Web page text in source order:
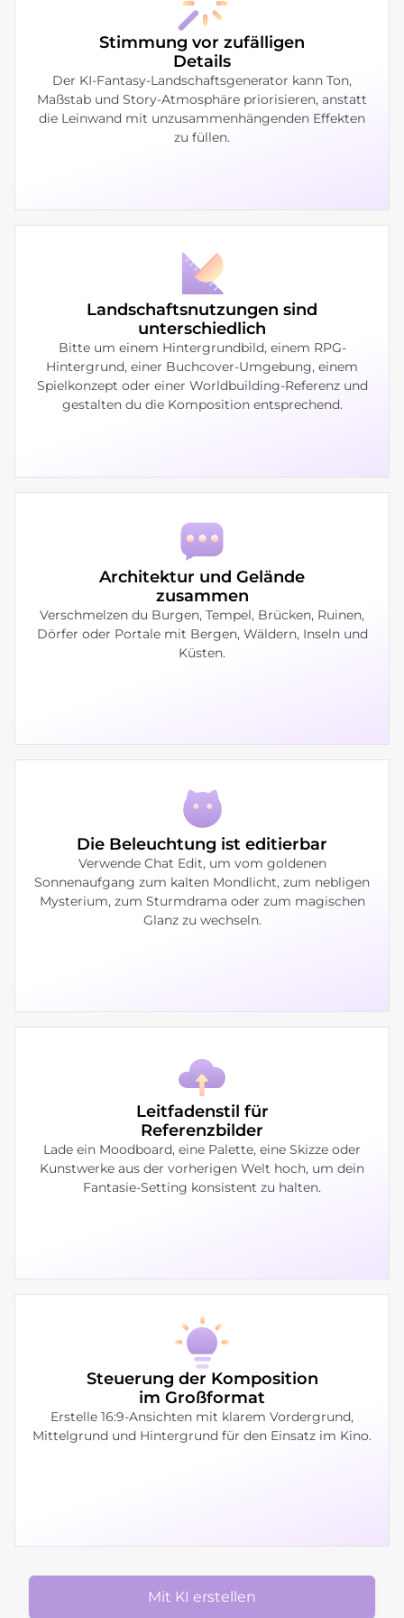
Stimmung vor zufälligen
Details
Der KI-Fantasy-Landschaftsgenerator kann Ton,
Maßstab und Story-Atmosphäre priorisieren, anstatt
die Leinwand mit unzusammenhängenden Effekten
zu füllen.
Landschaftsnutzungen sind
unterschiedlich
Bitte um einem Hintergrundbild, einem RPG-
Hintergrund, einer Buchcover-Umgebung, einem
Spielkonzept oder einer Worldbuilding-Referenz und
gestalten du die Komposition entsprechend.
Architektur und Gelände
zusammen
Verschmelzen du Burgen, Tempel, Brücken, Ruinen,
Dörfer oder Portale mit Bergen, Wäldern, Inseln und
Küsten.
Die Beleuchtung ist editierbar
Verwende Chat Edit, um vom goldenen
Sonnenaufgang zum kalten Mondlicht, zum nebligen
Mysterium, zum Sturmdrama oder zum magischen
Glanz zu wechseln.
Leitfadenstil für
Referenzbilder
Lade ein Moodboard, eine Palette, eine Skizze oder
Kunstwerke aus der vorherigen Welt hoch, um dein
Fantasie-Setting konsistent zu halten.
Steuerung der Komposition
im Großformat
Erstelle 16:9-Ansichten mit klarem Vordergrund,
Mittelgrund und Hintergrund für den Einsatz im Kino.
Mit KI erstellen